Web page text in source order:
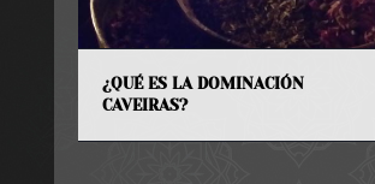
¿QUÉ ES LA DOMINACIÓN
CAVEIRAS?